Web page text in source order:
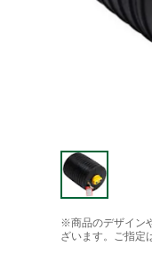
※商品のデザイン
ざいます。ご指定